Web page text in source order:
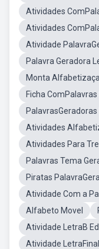
Atividades
Atividades
Atividade
Palavra Geradora
Monta
Ficha
Atividades
Atividades Para
Palavras Tema
Piratas
Atividade Com a
Alfabeto Movel
Atividade LetraB
Atividade